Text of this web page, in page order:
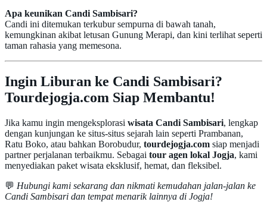
Apa keunikan Candi Sambisari?
Candi ini ditemukan terkubur sempurna di bawah tanah,
kemungkinan akibat letusan Gunung Merapi, dan kini terlihat seperti
taman rahasia yang memesona.
Ingin Liburan ke Candi Sambisari?
Tourdejogja.com Siap Membantu!
Jika kamu ingin mengeksplorasi wisata Candi Sambisari, lengkap
dengan kunjungan ke situs-situs sejarah lain seperti Prambanan,
Ratu Boko, atau bahkan Borobudur, tourdejogja.com siap menjadi
partner perjalanan terbaikmu. Sebagai tour agen lokal Jogja, kami
menyediakan paket wisata eksklusif, hemat, dan fleksibel.
💬 Hubungi kami sekarang dan nikmati kemudahan jalan-jalan ke
Candi Sambisari dan tempat menarik lainnya di Jogja!